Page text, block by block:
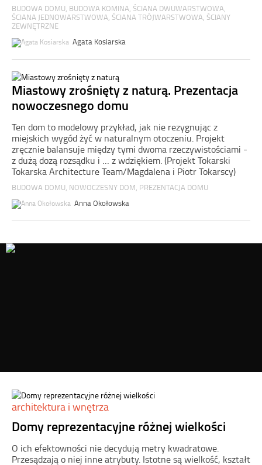
BUDOWA DOMU, BUDOWA KOMINA, ŚCIANA DWUWARSTWOWA,
ŚCIANA JEDNOWARSTWOWA, ŚCIANA TRÓJWARSTWOWA, ŚCIANY
ZEWNĘTRZNE
Agata Kosiarska
Miastowy zrośnięty z naturą. Prezentacja
nowoczesnego domu
Ten dom to modelowy przykład, jak nie rezygnując z
miejskich wygód żyć w naturalnym otoczeniu. Projekt
zręcznie balansuje między tymi dwoma rzeczywistościami -
z dużą dozą rozsądku i … z wdziękiem. (Projekt Tokarski
Tokarska Architecture Team/Magdalena i Piotr Tokarscy)
BUDOWA DOMU, NOWOCZESNY DOM, PREZENTACJA DOMU
Anna Okołowska
architektura i wnętrza
Domy reprezentacyjne różnej wielkości
O ich efektowności nie decydują metry kwadratowe.
Przesądzają o niej inne atrybuty. Istotne są wielkość, kształt